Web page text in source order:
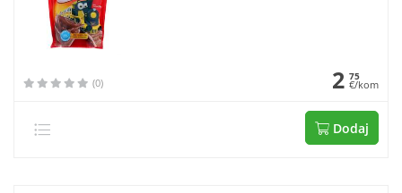
(0) 2 75
€/kom
Dodaj